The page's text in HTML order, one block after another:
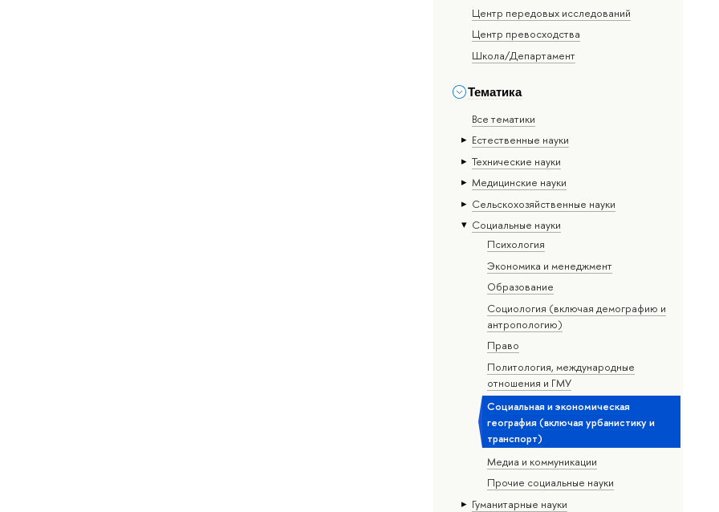
Центр передовых исследований
Центр превосходства
Школа/Департамент
Тематика
Все тематики
Естественные науки
Тех­ничес­кие науки
Медицинские науки
Сельскохозяйственные науки
Социальные науки
Психология
Экономика и менеджмент
Образование
Социология (включая демографию и
антропологию)
Право
Политология, международные
отношения и ГМУ
Социальная и экономическая
география (включая урбанистику и
транспорт)
Медиа и коммуникации
Прочие социальные науки
Гуманитарные науки